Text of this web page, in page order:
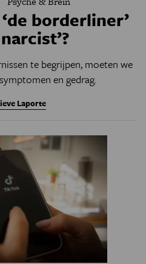
borderliner’
te begrijpen, moeten we
en gedrag.
Laporte